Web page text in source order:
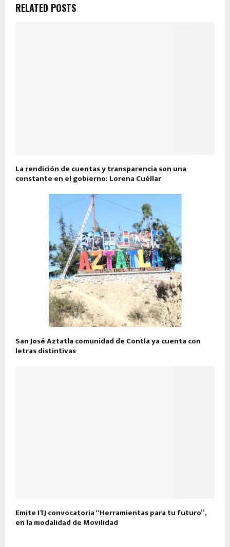
RELATED POSTS
La rendición de cuentas y transparencia son una
constante en el gobierno: Lorena Cuéllar
San José Aztatla comunidad de Contla ya cuenta con
letras distintivas
Emite ITJ convocatoria “Herramientas para tu futuro”,
en la modalidad de Movilidad